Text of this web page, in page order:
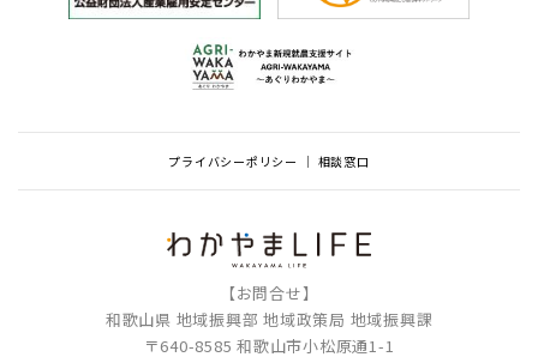
プライバシーポリシー 相談窓口
【お問合せ】
和歌山県 地域振興部 地域政策局 地域振興課
〒640-8585 和歌山市小松原通1-1